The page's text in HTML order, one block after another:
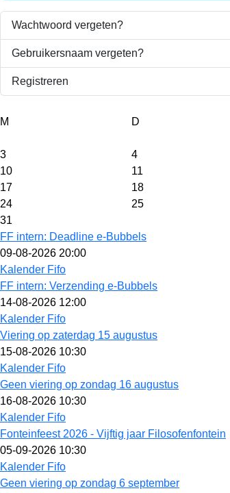
Wachtwoord vergeten?
Gebruikersnaam vergeten?
Registreren
M
D
3 4
10
11
17
18
24
25
31
FF intern: Deadline e-Bubbels
09-08-2026 20:00
Kalender Fifo
FF intern: Verzending e-Bubbels
14-08-2026 12:00
Kalender Fifo
Viering op zaterdag 15 augustus
15-08-2026 10:30
Kalender Fifo
Geen viering op zondag 16 augustus
16-08-2026 10:30
Kalender Fifo
Fonteinfeest 2026 - Vijftig jaar Filosofenfontein
05-09-2026 10:30
Kalender Fifo
Geen viering op zondag 6 september